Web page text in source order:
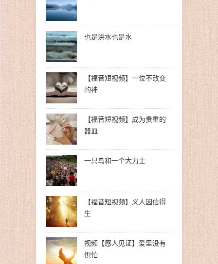
也是洪水也是水
【福音短视频】一位不改变
的神
【福音短视频】成为贵重的
器皿
一只鸟和一个大力士
【福音短视频】义人因信得
生
视频【感人见证】爱里没有
惧怕